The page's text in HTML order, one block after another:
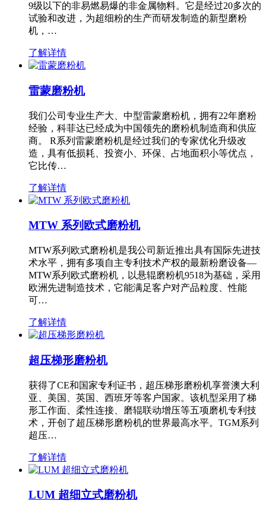
9级以下的非易燃易爆的非金属物料。它是经过20多次的
试验和改进，为超细粉的生产而研发制造的新型磨粉
机，…
了解详情
雷蒙磨粉机
我们公司专业生产大、中型雷蒙磨粉机，拥有22年磨粉
经验，科菲达已经成为中国领先的磨粉机制造商和供应
商。 R系列雷蒙磨粉机是经过我们的专家优化升级改
造，具有低损耗、投资小、环保、占地面积小等优点，
它比传…
了解详情
MTW 系列欧式磨粉机
MTW系列欧式磨粉机是我公司新近推出具有国际先进技
术水平，拥有多项自主专利技术产权的最新粉磨设备—
MTW系列欧式磨粉机，以悬辊磨粉机9518为基础，采用
欧洲先进制造技术，它能满足客户对产品粒度、性能
可…
了解详情
超压梯形磨粉机
获得了CE和国家专利证书，超压梯形磨粉机享誉澳大利
亚、美国、英国、西班牙等客户国家。该机型采用了梯
形工作面、柔性连接、磨辊联动增压等五项磨机专利技
术，开创了超压梯形磨粉机的世界最高水平。TGM系列
超压…
了解详情
LUM 超细立式磨粉机